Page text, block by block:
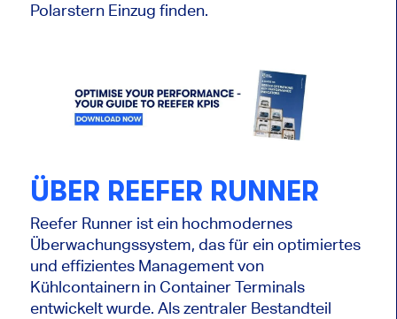
Polarstern Einzug finden.
ÜBER REEFER RUNNER
Reefer Runner ist ein hochmodernes
Überwachungssystem, das für ein optimiertes
und effizientes Management von
Kühlcontainern in Container Terminals
entwickelt wurde. Als zentraler Bestandteil